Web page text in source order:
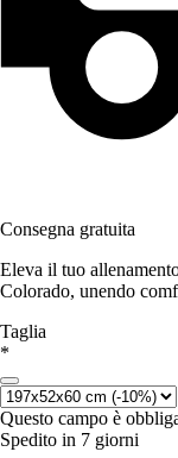
Consegna gratuita
Eleva il tuo
Colorado, unendo
Taglia
*
Questo campo è
Spedito in 7 giorni